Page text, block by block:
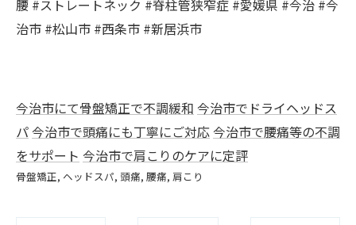
腰 #ストレートネック #脊柱管狭窄症 #愛媛県 #今治 #今
治市 #松山市 #西条市 #新居浜市
今治市にて骨盤矯正で不調緩和 今治市でドライヘッドス
パ今治市で頭痛にも丁寧にご対応今治市で腰痛等の不調
をサポート 今治市で肩こりのケアに定評
骨盤矯正 ヘッドスパ 頭痛 腰痛 肩こり